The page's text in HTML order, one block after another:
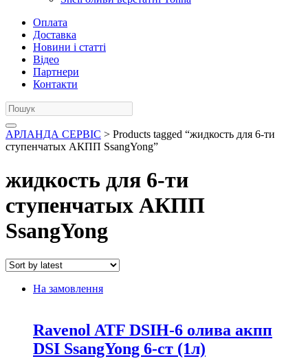
Оплата
Доставка
Новини і статті
Відео
Партнери
Контакти
АРЛАНДА СЕРВІС > Products tagged “жидкость для 6-ти
ступенчатых АКПП SsangYong”
жидкость для 6-ти
ступенчатых АКПП
SsangYong
На замовлення
Ravenol ATF DSIH-6 олива акпп
DSI SsangYong 6-ст (1л)